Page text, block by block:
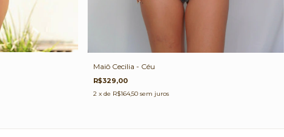
Maiô Cecilia - Céu
R$329,00
2 x de R$164,50 sem juros